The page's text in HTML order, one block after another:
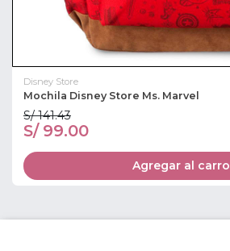
Disney Store
Mochila Disney Store Ms. Marvel
S/ 141.43
S/ 99.00
Agregar al carro